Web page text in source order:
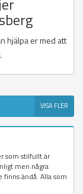
hjälpa er med att
VISA FLER
som stilfullt är
men några
ändå. Alla som